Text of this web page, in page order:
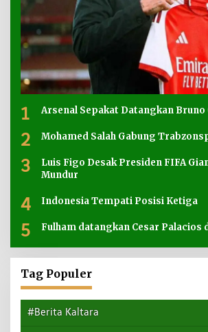
1 Arsenal Sepakat Datangkan Bruno
2 Mohamed Salah Gabung
3
Luis Figo Desak Presiden FIFA
Mundur
4 Indonesia Tempati Posisi Ketiga
5 Fulham datangkan Cesar Palacios
Tag Populer
#Berita Kaltara